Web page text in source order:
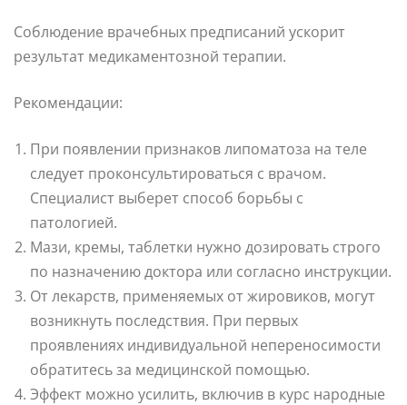
Соблюдение врачебных предписаний ускорит
результат медикаментозной терапии.
Рекомендации:
При появлении признаков липоматоза на теле
следует проконсультироваться с врачом.
Специалист выберет способ борьбы с
патологией.
Мази, кремы, таблетки нужно дозировать строго
по назначению доктора или согласно инструкции.
От лекарств, применяемых от жировиков, могут
возникнуть последствия. При первых
проявлениях индивидуальной непереносимости
обратитесь за медицинской помощью.
Эффект можно усилить, включив в курс народные